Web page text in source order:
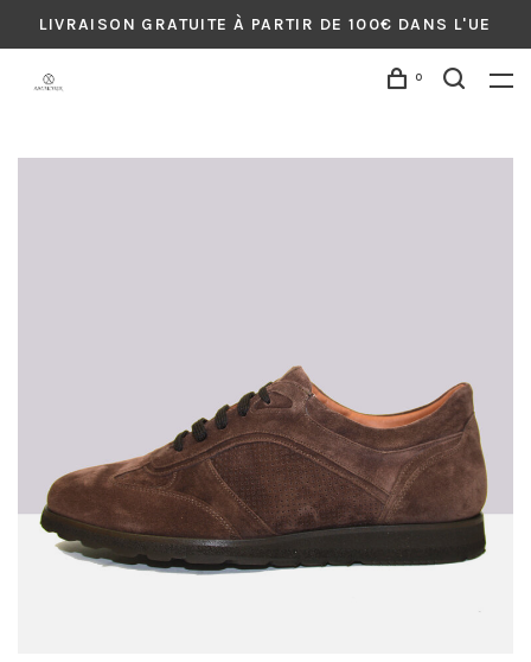
LIVRAISON GRATUITE À PARTIR DE 100€ DANS L'UE
0